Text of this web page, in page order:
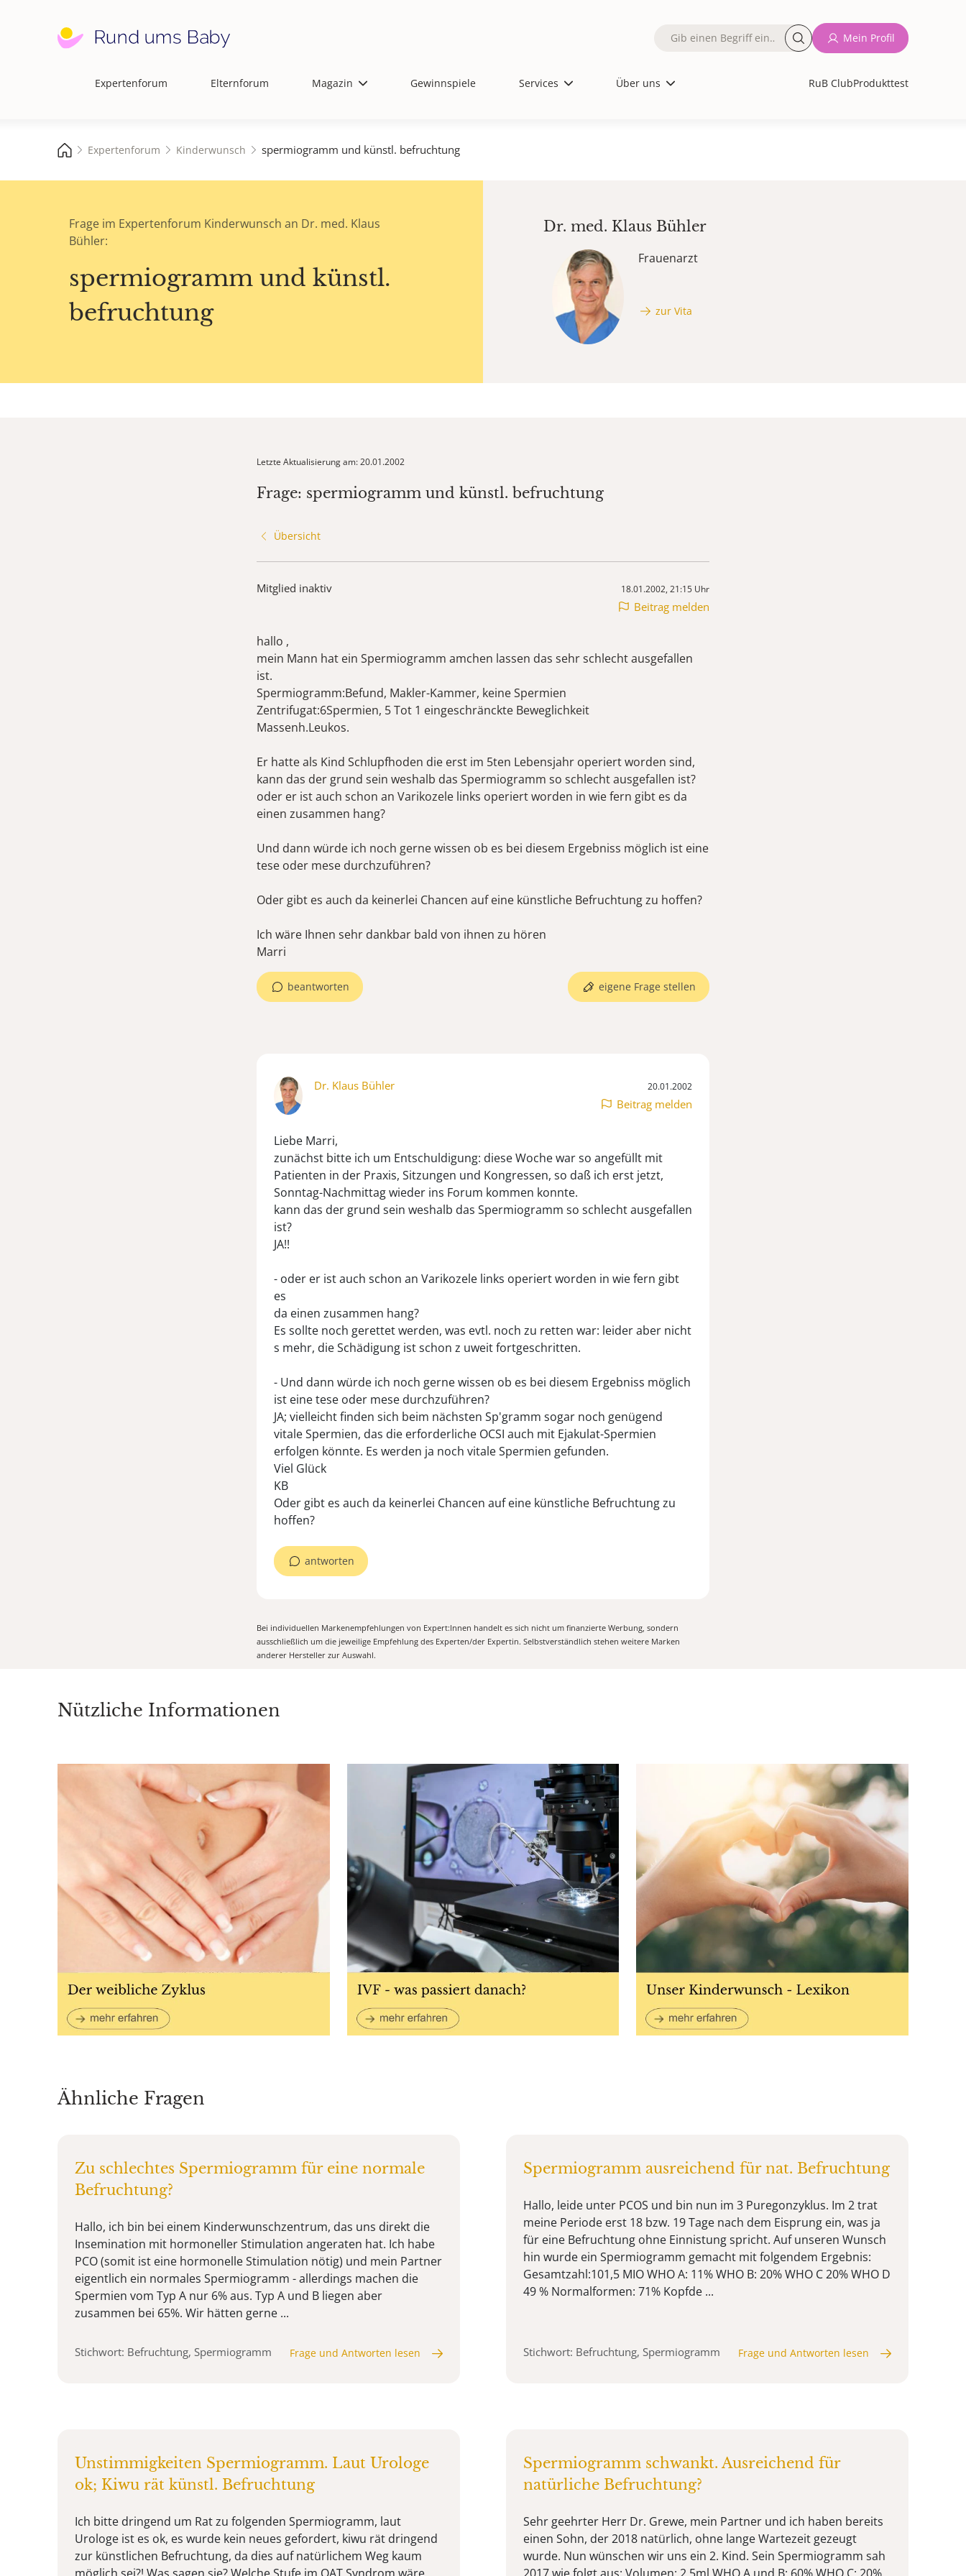
Hauptnavigation
Expertenforum Elternforum Magazin Gewinnspiele Services Über uns RuB ClubProdukttest
Fulltext
Mein Profil
Expertenforum Kinderwunsch spermiogramm und künstl. befruchtung
Frage im Expertenforum Kinderwunsch an Dr. med. Klaus
Bühler:
spermiogramm und künstl.
befruchtung
Dr. med. Klaus Bühler
Frauenarzt
zur Vita
Letzte Aktualisierung am: 20.01.2002
Frage: spermiogramm und künstl. befruchtung
Übersicht
Mitglied inaktiv 18.01.2002, 21:15 Uhr
Beitrag melden
hallo ,
mein Mann hat ein Spermiogramm amchen lassen das sehr schlecht ausgefallen
ist.
Spermiogramm:Befund, Makler-Kammer, keine Spermien
Zentrifugat:6Spermien, 5 Tot 1 eingeschränckte Beweglichkeit
Massenh.Leukos.
Er hatte als Kind Schlupfhoden die erst im 5ten Lebensjahr operiert worden sind,
kann das der grund sein weshalb das Spermiogramm so schlecht ausgefallen ist?
oder er ist auch schon an Varikozele links operiert worden in wie fern gibt es da
einen zusammen hang?
Und dann würde ich noch gerne wissen ob es bei diesem Ergebniss möglich ist eine
tese oder mese durchzuführen?
Oder gibt es auch da keinerlei Chancen auf eine künstliche Befruchtung zu hoffen?
Ich wäre Ihnen sehr dankbar bald von ihnen zu hören
Marri
beantworten eigene Frage stellen
Dr. Klaus Bühler 20.01.2002
Beitrag melden
Liebe Marri,
zunächst bitte ich um Entschuldigung: diese Woche war so angefüllt mit
Patienten in der Praxis, Sitzungen und Kongressen, so daß ich erst jetzt,
Sonntag-Nachmittag wieder ins Forum kommen konnte.
kann das der grund sein weshalb das Spermiogramm so schlecht ausgefallen
ist?
JA!!
- oder er ist auch schon an Varikozele links operiert worden in wie fern gibt
es
da einen zusammen hang?
Es sollte noch gerettet werden, was evtl. noch zu retten war: leider aber nicht
s mehr, die Schädigung ist schon z uweit fortgeschritten.
- Und dann würde ich noch gerne wissen ob es bei diesem Ergebniss möglich
ist eine tese oder mese durchzuführen?
JA; vielleicht finden sich beim nächsten Sp'gramm sogar noch genügend
vitale Spermien, das die erforderliche OCSI auch mit Ejakulat-Spermien
erfolgen könnte. Es werden ja noch vitale Spermien gefunden.
Viel Glück
KB
Oder gibt es auch da keinerlei Chancen auf eine künstliche Befruchtung zu
hoffen?
antworten
Bei individuellen Markenempfehlungen von Expert:Innen handelt es sich nicht um finanzierte Werbung, sondern
ausschließlich um die jeweilige Empfehlung des Experten/der Expertin. Selbstverständlich stehen weitere Marken
anderer Hersteller zur Auswahl.
Nützliche Informationen
Ähnliche Fragen
Zu schlechtes Spermiogramm für eine normale
Befruchtung?
Hallo, ich bin bei einem Kinderwunschzentrum, das uns direkt die
Insemination mit hormoneller Stimulation angeraten hat. Ich habe
PCO (somit ist eine hormonelle Stimulation nötig) und mein Partner
eigentlich ein normales Spermiogramm - allerdings machen die
Spermien vom Typ A nur 6% aus. Typ A und B liegen aber
zusammen bei 65%. Wir hätten gerne ...
Stichwort: Befruchtung, Spermiogramm Frage und Antworten lesen
Spermiogramm ausreichend für nat. Befruchtung
Hallo, leide unter PCOS und bin nun im 3 Puregonzyklus. Im 2 trat
meine Periode erst 18 bzw. 19 Tage nach dem Eisprung ein, was ja
für eine Befruchtung ohne Einnistung spricht. Auf unseren Wunsch
hin wurde ein Spermiogramm gemacht mit folgendem Ergebnis:
Gesamtzahl:101,5 MIO WHO A: 11% WHO B: 20% WHO C 20% WHO D
49 % Normalformen: 71% Kopfde ...
Stichwort: Befruchtung, Spermiogramm Frage und Antworten lesen
Unstimmigkeiten Spermiogramm. Laut Urologe
ok; Kiwu rät künstl. Befruchtung
Ich bitte dringend um Rat zu folgenden Spermiogramm, laut
Urologe ist es ok, es wurde kein neues gefordert, kiwu rät dringend
zur künstlichen Befruchtung, da dies auf natürlichem Weg kaum
Spermiogramm schwankt. Ausreichend für
natürliche Befruchtung?
Sehr geehrter Herr Dr. Grewe, mein Partner und ich haben bereits
einen Sohn, der 2018 natürlich, ohne lange Wartezeit gezeugt
wurde. Nun wünschen wir uns ein 2. Kind. Sein Spermiogramm sah